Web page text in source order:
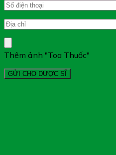
Thêm ảnh "Toa Thuốc"